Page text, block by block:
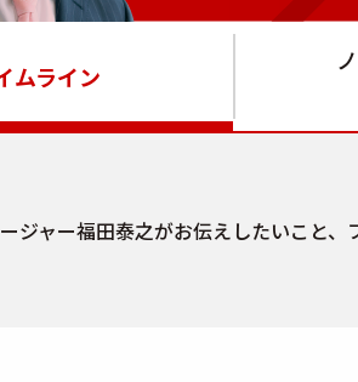
ムライン
ジャー福田泰之がお伝えしたいこと